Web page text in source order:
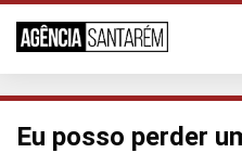
Eu posso perder